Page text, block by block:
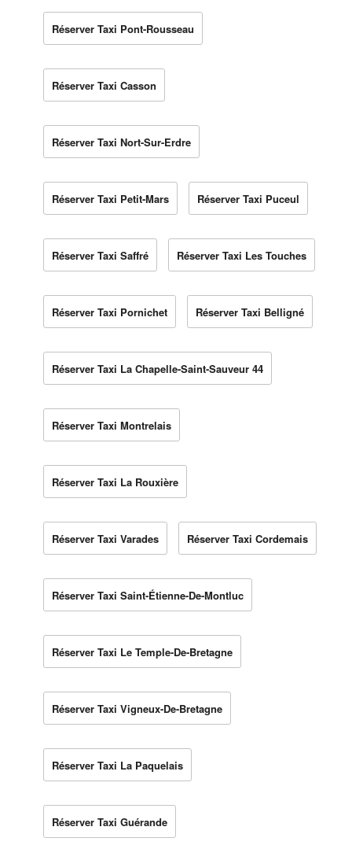
Réserver Taxi Pont-Rousseau
Réserver Taxi Casson
Réserver Taxi Nort-Sur-Erdre
Réserver Taxi Petit-Mars Réserver Taxi Puceul
Réserver Taxi Saffré Réserver Taxi Les Touches
Réserver Taxi Pornichet Réserver Taxi Belligné
Réserver Taxi La Chapelle-Saint-Sauveur 44
Réserver Taxi Montrelais
Réserver Taxi La Rouxière
Réserver Taxi Varades Réserver Taxi Cordemais
Réserver Taxi Saint-Étienne-De-Montluc
Réserver Taxi Le Temple-De-Bretagne
Réserver Taxi Vigneux-De-Bretagne
Réserver Taxi La Paquelais
Réserver Taxi Guérande